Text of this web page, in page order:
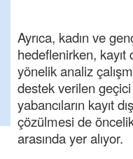
Ayrıca, kadın ve
hedeflenirken, kayıt
yönelik analiz
destek verilen
yabancıların kayıt
çözülmesi de
arasında yer alıyor.